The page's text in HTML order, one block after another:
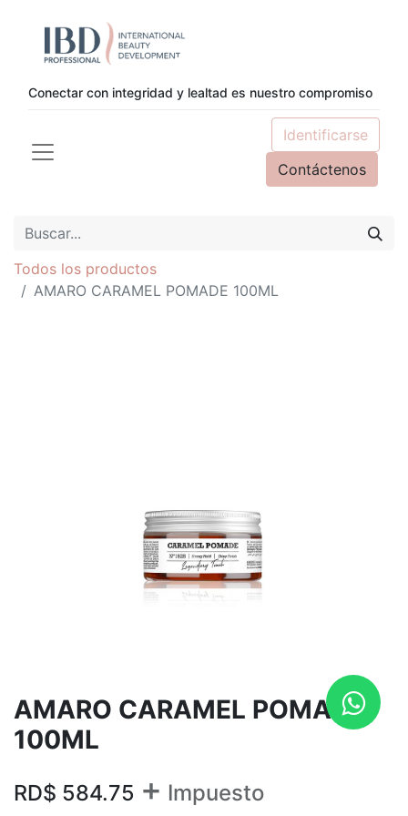
Conectar con integridad y lealtad es nuestro compromiso
Identificarse
Contáctenos
Todos los productos
AMARO CARAMEL POMADE 100ML
AMARO CARAMEL POMADE
100ML
RD$ 584.75 + Impuesto